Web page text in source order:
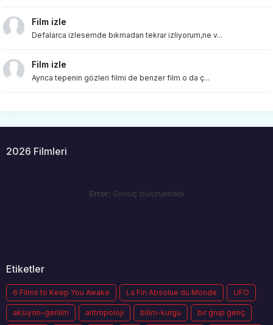
Film izle
Defalarca izlesemde bıkmadan tekrar izliyorum,ne v...
Film izle
Ayrıca tepenin gözleri filmi de benzer film o da ç...
2026 Filmleri
Error: Sonuç bulunamadı
Etiketler
6 Films to Keep You Awake La Fin Absolue du Monde UFO
aksiyon-gerilim antropoloji bilim-kurgu bir grup genç